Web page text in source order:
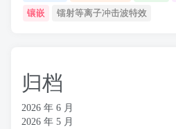
镶嵌
镭射等离子冲击波特效
归档
2026 年 6 月
2026 年 5 月